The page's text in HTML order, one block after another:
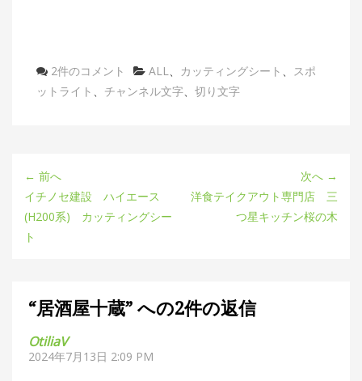
2件のコメント
カ
テ
ALL、 カッティングシート 、 スポ
ットライト 、 チャンネル文字、 切り文字
← 前へ
イチノセ建設 ハイエース
(H200系) カッティングシー
ト
次へ →
洋食テイクアウト専門店 三
つ星キッチン桜の木
“居酒屋十蔵” への2件の返信
OtiliaV
2024年7月13日 2:09 PM